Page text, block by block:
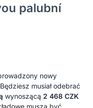
palubní
nowy
musiał odebrać
wynoszącą 2 468 CZK
muszą być